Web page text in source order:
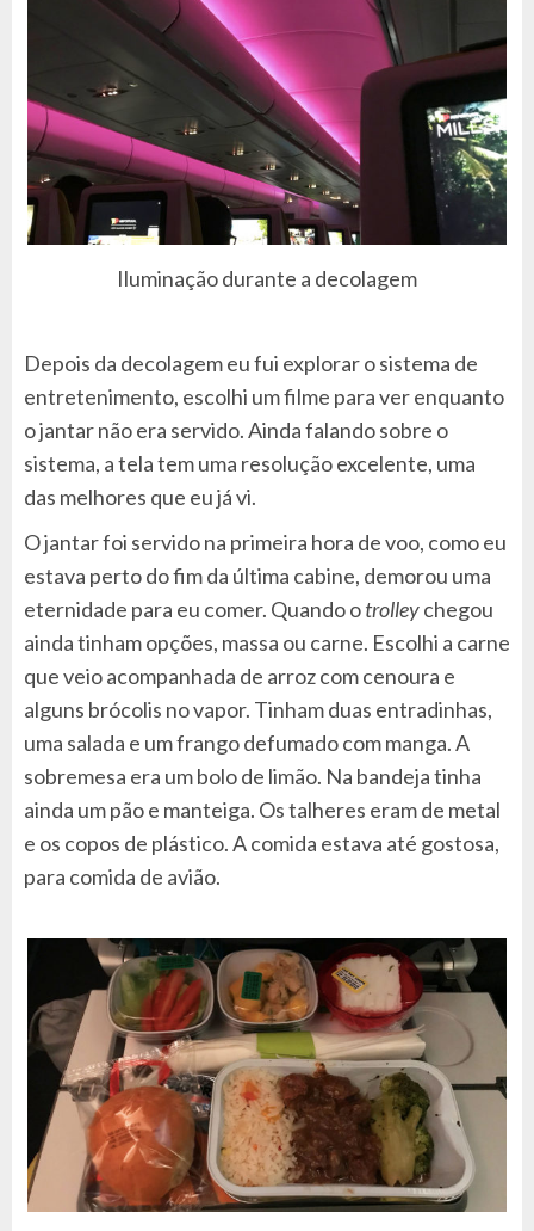
Iluminação durante a decolagem
Depois da decolagem eu fui explorar o sistema de
entretenimento, escolhi um filme para ver enquanto
o jantar não era servido. Ainda falando sobre o
sistema, a tela tem uma resolução excelente, uma
das melhores que eu já vi.
O jantar foi servido na primeira hora de voo, como eu
estava perto do fim da última cabine, demorou uma
eternidade para eu comer. Quando otrolleychegou
ainda tinham opções, massa ou carne. Escolhi a carne
que veio acompanhada de arroz com cenoura e
alguns brócolis no vapor. Tinham duas entradinhas,
uma salada e um frango defumado com manga. A
sobremesa era um bolo de limão. Na bandeja tinha
ainda um pão e manteiga. Os talheres eram de metal
e os copos de plástico. A comida estava até gostosa,
para comida de avião.